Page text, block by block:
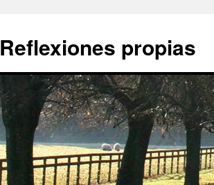
contenido
Reflexiones propias